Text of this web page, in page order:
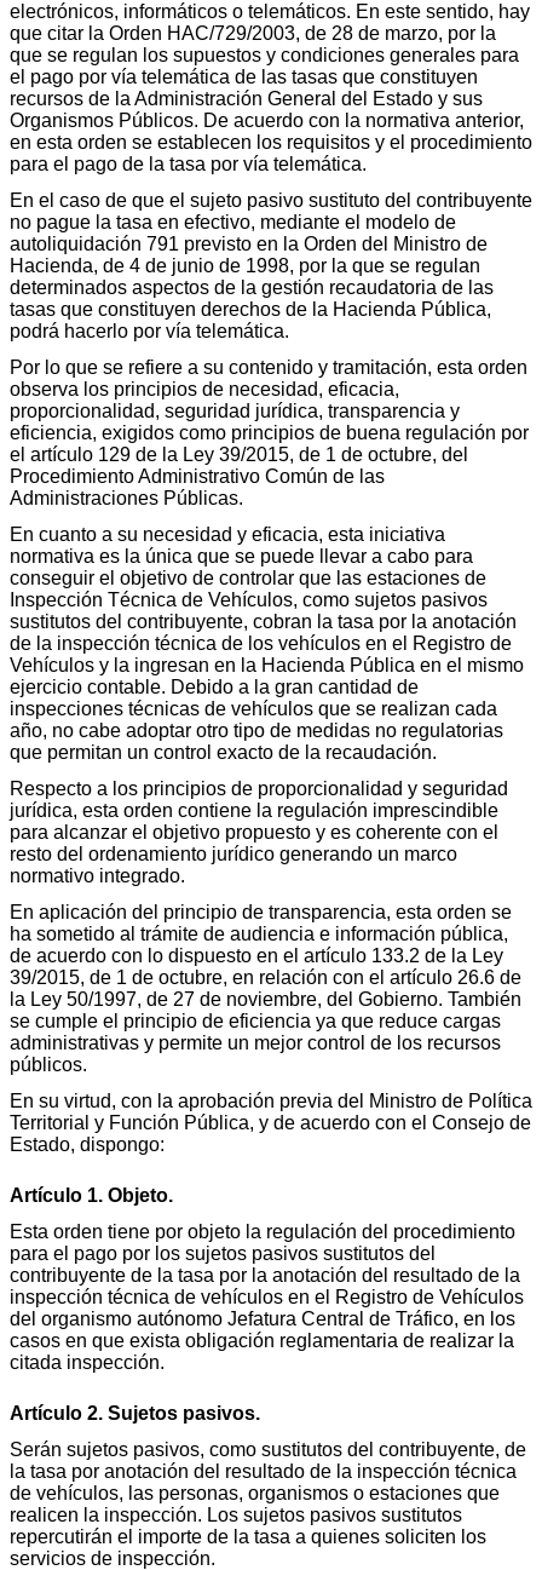
electrónicos, informáticos o telemáticos. En este sentido, hay
que citar la Orden HAC/729/2003, de 28 de marzo, por la
que se regulan los supuestos y condiciones generales para
el pago por vía telemática de las tasas que constituyen
recursos de la Administración General del Estado y sus
Organismos Públicos. De acuerdo con la normativa anterior,
en esta orden se establecen los requisitos y el procedimiento
para el pago de la tasa por vía telemática.
En el caso de que el sujeto pasivo sustituto del contribuyente
no pague la tasa en efectivo, mediante el modelo de
autoliquidación 791 previsto en la Orden del Ministro de
Hacienda, de 4 de junio de 1998, por la que se regulan
determinados aspectos de la gestión recaudatoria de las
tasas que constituyen derechos de la Hacienda Pública,
podrá hacerlo por vía telemática.
Por lo que se refiere a su contenido y tramitación, esta orden
observa los principios de necesidad, eficacia,
proporcionalidad, seguridad jurídica, transparencia y
eficiencia, exigidos como principios de buena regulación por
el artículo 129 de la Ley 39/2015, de 1 de octubre, del
Procedimiento Administrativo Común de las
Administraciones Públicas.
En cuanto a su necesidad y eficacia, esta iniciativa
normativa es la única que se puede llevar a cabo para
conseguir el objetivo de controlar que las estaciones de
Inspección Técnica de Vehículos, como sujetos pasivos
sustitutos del contribuyente, cobran la tasa por la anotación
de la inspección técnica de los vehículos en el Registro de
Vehículos y la ingresan en la Hacienda Pública en el mismo
ejercicio contable. Debido a la gran cantidad de
inspecciones técnicas de vehículos que se realizan cada
año, no cabe adoptar otro tipo de medidas no regulatorias
que permitan un control exacto de la recaudación.
Respecto a los principios de proporcionalidad y seguridad
jurídica, esta orden contiene la regulación imprescindible
para alcanzar el objetivo propuesto y es coherente con el
resto del ordenamiento jurídico generando un marco
normativo integrado.
En aplicación del principio de transparencia, esta orden se
ha sometido al trámite de audiencia e información pública,
de acuerdo con lo dispuesto en el artículo 133.2 de la Ley
39/2015, de 1 de octubre, en relación con el artículo 26.6 de
la Ley 50/1997, de 27 de noviembre, del Gobierno. También
se cumple el principio de eficiencia ya que reduce cargas
administrativas y permite un mejor control de los recursos
públicos.
En su virtud, con la aprobación previa del Ministro de Política
Territorial y Función Pública, y de acuerdo con el Consejo de
Estado, dispongo:
Artículo 1. Objeto.
Esta orden tiene por objeto la regulación del procedimiento
para el pago por los sujetos pasivos sustitutos del
contribuyente de la tasa por la anotación del resultado de la
inspección técnica de vehículos en el Registro de Vehículos
del organismo autónomo Jefatura Central de Tráfico, en los
casos en que exista obligación reglamentaria de realizar la
citada inspección.
Artículo 2. Sujetos pasivos.
Serán sujetos pasivos, como sustitutos del contribuyente, de
la tasa por anotación del resultado de la inspección técnica
de vehículos, las personas, organismos o estaciones que
realicen la inspección. Los sujetos pasivos sustitutos
repercutirán el importe de la tasa a quienes soliciten los
servicios de inspección.